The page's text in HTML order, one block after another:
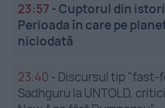
23:57 -Cuptorul din
Perioada în care pe
niciodată
23:40 - Discursul tip "fast-
Sadhguru la UNTOLD,